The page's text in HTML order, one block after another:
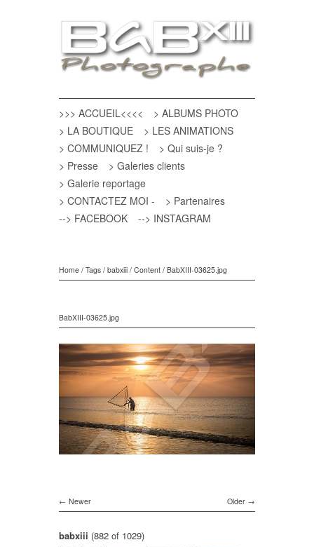
>>> ACCUEIL<<<<
> ALBUMS PHOTO
> LA BOUTIQUE
> LES ANIMATIONS
> COMMUNIQUEZ !
> Qui suis-je ?
> Presse
> Galeries clients
> Galerie reportage
> CONTACTEZ MOI -
> Partenaires
--> FACEBOOK
--> INSTAGRAM
Home / Tags / babxiii / Content / BabXIII-03625.jpg
BabXIII-03625.jpg
Older
Newer
babxiii (882 of 1029)